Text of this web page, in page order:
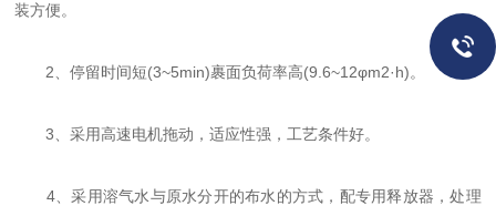
装方便。
2、停留时间短(3~5min)裹面负荷率高(9.6~12φm2·h)。
3、采用高速电机拖动，适应性强，工艺条件好。
4、采用溶气水与原水分开的布水的方式，配专用释放器，处理